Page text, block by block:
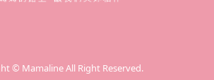
© Mamaline All Right Reserved.